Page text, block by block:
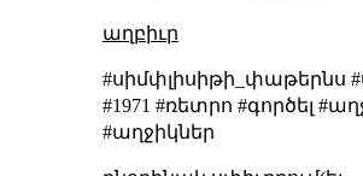
աղբիւր
#սիմփլիսիթի_փաթերնս
#1971 #ռետրո #գործել
#աղջիկներ